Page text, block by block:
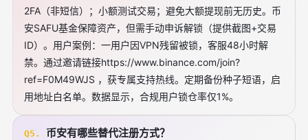
2FA（非短信）；小额测试交易；避免大额提现前无历史。币
安SAFU基金保障资产，但需手动申诉解锁（提供截图+交易
ID）。用户案例：一用户因VPN残留被锁，客服48小时解
禁。通过邀请链接https://www.binance.com/join?
ref=F0M49WJS ，获专属支持热线。定期备份种子短语，启
用地址白名单。数据显示，合规用户锁仓率仅1%。
Q5. 币安有哪些替代注册方式？